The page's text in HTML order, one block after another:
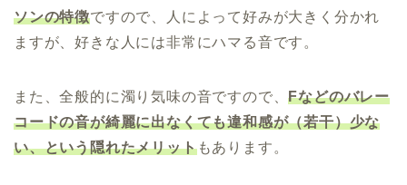
ソンの特徴ですので、人によって好みが大きく分かれ
ますが、好きな人には非常にハマる音です。
また、全般的に濁り気味の音ですので、Fなどのバレー
コードの音が綺麗に出なくても違和感が（若干）少な
い、という隠れたメリットもあります。